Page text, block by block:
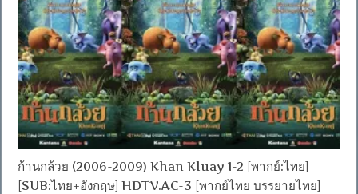
ก้านกล้วย (2006-2009) Khan Kluay 1-2 [พากย์:ไทย]
[SUB:ไทย+อังกฤษ] HDTV.AC-3 [พากย์ไทย บรรยายไทย]